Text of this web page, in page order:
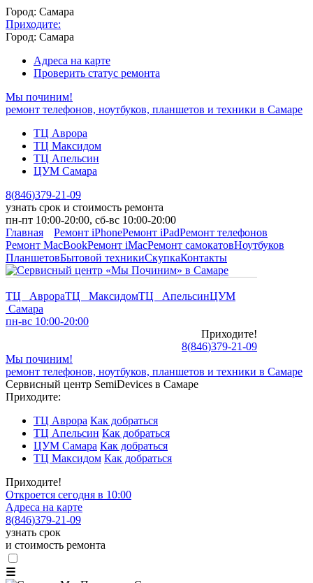
Город: Самара
Приходите:
Город: Самара
Адреса на карте
Проверить статус ремонта
Мы починим!
ремонт телефонов, ноутбуков, планшетов и техники в Самаре
ТЦ Аврора
ТЦ Максидом
ТЦ Апельсин
ЦУМ Самара
8(846)379-21-09
узнать срок и стоимость ремонта
пн-пт 10:00-20:00, сб-вс 10:00-20:00
Главная
Ремонт iPhoneРемонт iPadРемонт телефонов
Ремонт MacBookРемонт iMacРемонт самокатовНоутбуков
ПланшетовБытовой техникиСкупкаКонтакты
ТЦ АврораТЦ МаксидомТЦ АпельсинЦУМ
Самара
пн-вс 10:00-20:00
Приходите!
8(846)379-21-09
Мы починим!
ремонт телефонов, ноутбуков, планшетов и техники в Самаре
Сервисный центр SemiDevices в Самаре
Приходите:
ТЦ Аврора Как добраться
ТЦ Апельсин Как добраться
ЦУМ Самара Как добраться
ТЦ Максидом Как добраться
Приходите!
Откроется сегодня в 10:00
Адреса на карте
8(846)379-21-09
узнать срок
и стоимость ремонта
☰